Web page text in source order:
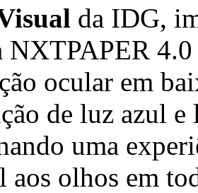
da IDG,
NXTPAPER
ocular em
de luz azul
uma
aos olhos em